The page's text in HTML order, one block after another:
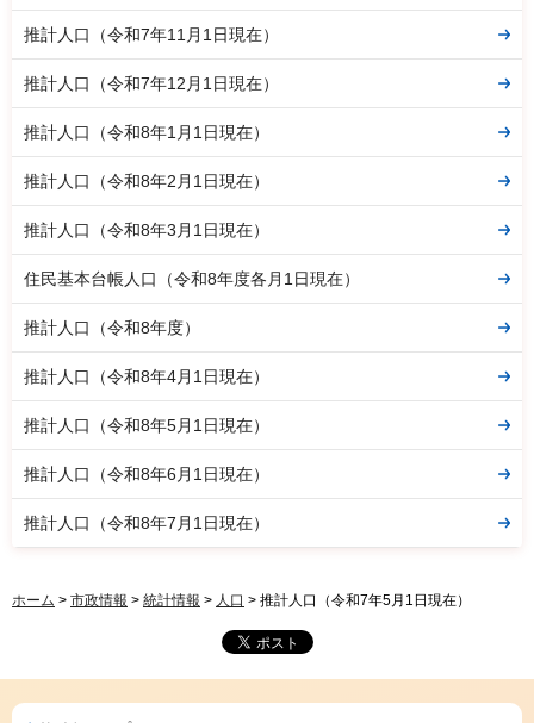
推計人口（令和7年11月1日現在）
推計人口（令和7年12月1日現在）
推計人口（令和8年1月1日現在）
推計人口（令和8年2月1日現在）
推計人口（令和8年3月1日現在）
住民基本台帳人口（令和8年度各月1日現在）
推計人口（令和8年度）
推計人口（令和8年4月1日現在）
推計人口（令和8年5月1日現在）
推計人口（令和8年6月1日現在）
推計人口（令和8年7月1日現在）
ホーム > 市政情報 > 統計情報 > 人口 > 推計人口（令和7年5月1日現在）